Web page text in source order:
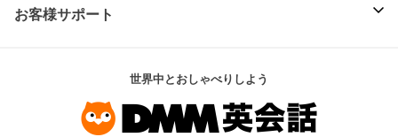
お客様サポート
世界中とおしゃべりしよう